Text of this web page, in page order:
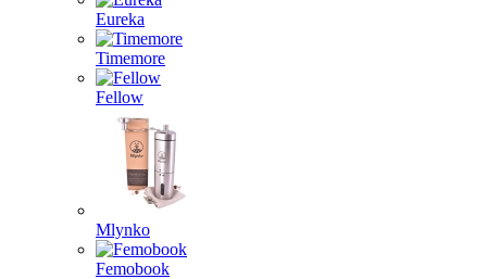
Eureka
Timemore
Fellow
Mlynko
Femobook